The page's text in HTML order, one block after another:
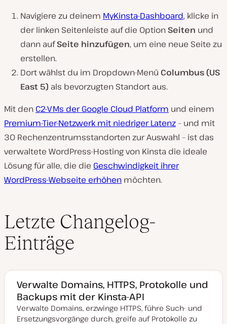
Navigiere zu deinem MyKinsta-Dashboard, klicke in
der linken Seitenleiste auf die Option Seiten und
dann aufSeite hinzufügen, um eine neue Seite zu
erstellen.
Dort wählst du im Dropdown-Menü Columbus (US
East 5) als bevorzugten Standort aus.
Mit den C2-VMs der Google Cloud Platform und einem
Premium-Tier-Netzwerk mit niedriger Latenz– und mit
30 Rechenzentrumsstandorten zur Auswahl – ist das
verwaltete WordPress-Hosting von Kinsta die ideale
Lösung für alle, die die Geschwindigkeit ihrer
WordPress-Webseite erhöhen möchten.
Letzte Changelog-
Einträge
Verwalte Domains, HTTPS, Protokolle und
Backups mit der Kinsta-API
Verwalte Domains, erzwinge HTTPS, führe Such- und
Ersetzungsvorgänge durch, greife auf Protokolle zu